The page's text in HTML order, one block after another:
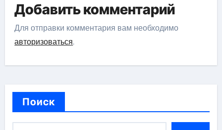
Добавить комментарий
Для отправки комментария вам необходимо
авторизоваться.
Поиск